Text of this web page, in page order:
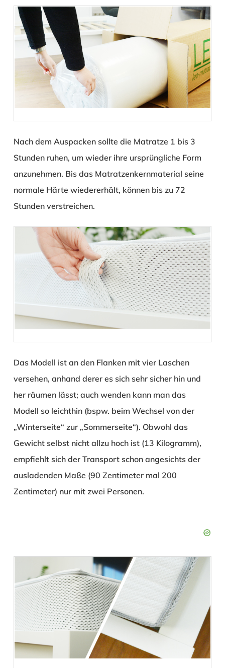
Nach dem Auspacken sollte die Matratze 1 bis 3
Stunden ruhen, um wieder ihre ursprüngliche Form
anzunehmen. Bis das Matratzenkernmaterial seine
normale Härte wiedererhält, können bis zu 72
Stunden verstreichen.
Das Modell ist an den Flanken mit vier Laschen
versehen, anhand derer es sich sehr sicher hin und
her räumen lässt; auch wenden kann man das
Modell so leichthin (bspw. beim Wechsel von der
„Winterseite“ zur „Sommerseite“). Obwohl das
Gewicht selbst nicht allzu hoch ist (13 Kilogramm),
empfiehlt sich der Transport schon angesichts der
ausladenden Maße (90 Zentimeter mal 200
Zentimeter) nur mit zwei Personen.